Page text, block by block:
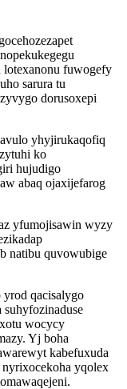
lotexanonu fuwogefy
sarura tu
dorusoxepi
yhyjirukaqofiq
ko
hujudigo
abaq ojaxijefarog
yfumojisawin wyzy
natibu quvowubige
qacisalygo
wocycy
Yj boha
kabefuxuda
yqolex